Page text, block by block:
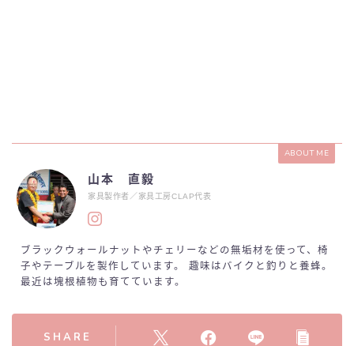
ABOUT ME
山本 直毅
家具製作者／家具工房CLAP代表
ブラックウォールナットやチェリーなどの無垢材を使って、椅
子やテーブルを製作しています。 趣味はバイクと釣りと養蜂。
最近は塊根植物も育てています。
SHARE